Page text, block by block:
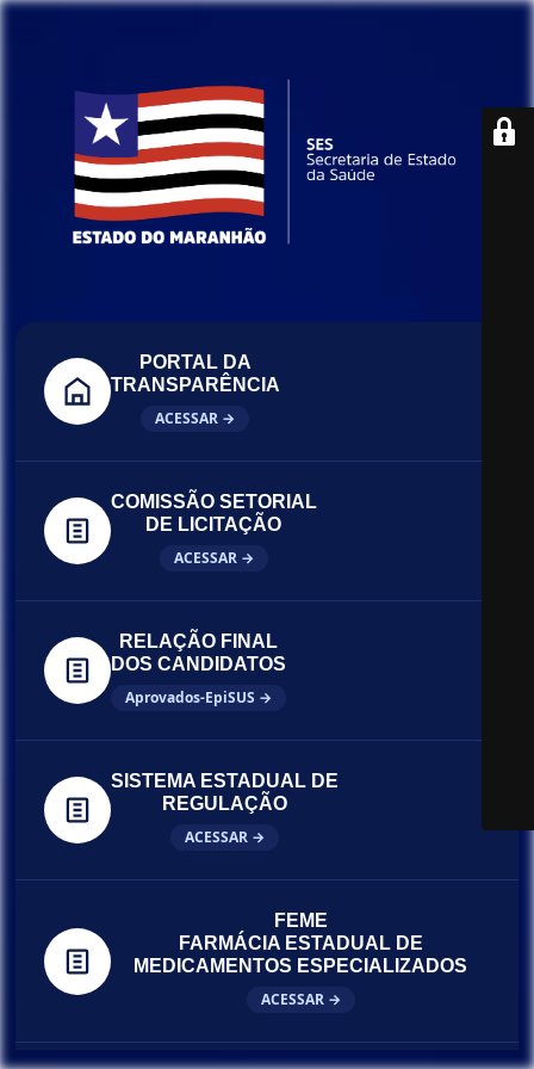
PORTAL DA
TRANSPARÊNCIA
ACESSAR →
COMISSÃO SETORIAL
DE LICITAÇÃO
ACESSAR →
RELAÇÃO FINAL
DOS CANDIDATOS
Aprovados-EpiSUS →
SISTEMA ESTADUAL DE
REGULAÇÃO
ACESSAR →
FEME
FARMÁCIA ESTADUAL DE
MEDICAMENTOS ESPECIALIZADOS
ACESSAR →